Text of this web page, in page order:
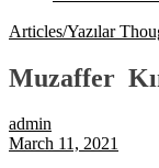
Articles/Yazılar
Muzaffer
admin
March 11, 2021